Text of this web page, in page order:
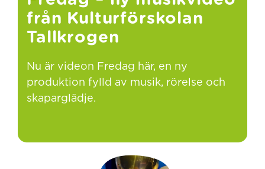
från Kulturförskolan
Tallkrogen
Nu är videon Fredag här, en ny
produktion fylld av musik, rörelse och
skaparglädje.